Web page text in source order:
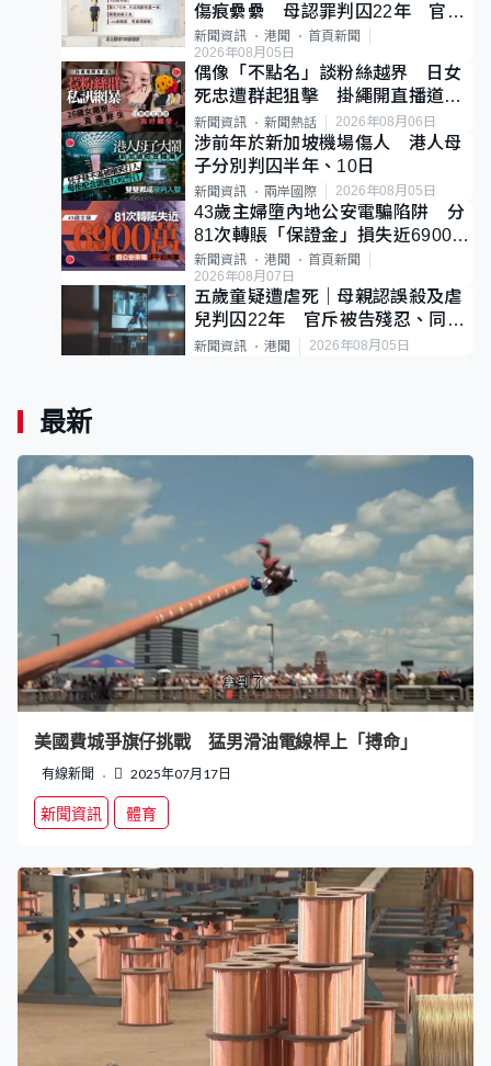
傷痕纍纍 母認罪判囚22年 官斥
冷血：同類案最惡劣
新聞資訊 港聞
首頁新聞
2026年08月05日
偶像「不點名」談粉絲越界 日女
死忠遭群起狙擊 掛繩開直播道歉
後輕生
新聞資訊 新聞熱話 2026年08月06日
涉前年於新加坡機場傷人 港人母
子分別判囚半年、10日
新聞資訊 兩岸國際 2026年08月05日
43歲主婦墮內地公安電騙陷阱 分
81次轉賬「保證金」損失近6900萬
元
新聞資訊 港聞
首頁新聞
2026年08月07日
五歲童疑遭虐死｜母親認誤殺及虐
兒判囚22年 官斥被告殘忍、同類
案最惡劣
新聞資訊 港聞 2026年08月05日
最新
美國費城爭旗仔挑戰 猛男滑油電線桿上「搏命」
有線新聞 2025年07月17日
新聞資訊 體育